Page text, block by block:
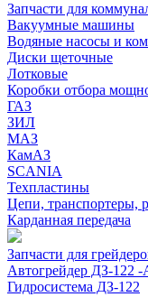
Запчасти для
Вакуумные машины
Водяные насосы и
Диски щеточные
Лотковые
Коробки отбора
ГАЗ
ЗИЛ
МАЗ
КамАЗ
SCANIA
Техпластины
Цепи, транспортеры,
Карданная передача
Запчасти для
Автогрейдер ДЗ-122
Гидросистема ДЗ-122